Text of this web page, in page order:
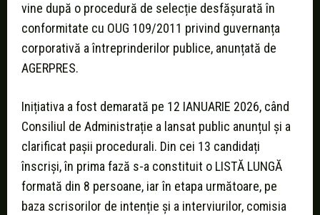
vine după o procedură de selecție desfășurată în
conformitate cu OUG 109/2011 privind guvernanța
corporativă a întreprinderilor publice, anunțată de
AGERPRES.
Inițiativa a fost demarată pe 12 IANUARIE 2026, când
Consiliul de Administrație a lansat public anunțul și a
clarificat pașii procedurali. Din cei 13 candidați
înscrişi, în prima fază s-a constituit o LISTĂ LUNGĂ
formată din 8 persoane, iar în etapa următoare, pe
baza scrisorilor de intenție și a interviurilor, comisia